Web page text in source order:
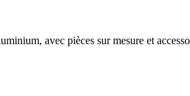
avec pièces sur mesure et